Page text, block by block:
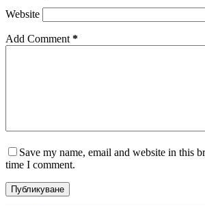
Website
Add Comment *
Save my name, email and website in this
time I comment.
Публикуване